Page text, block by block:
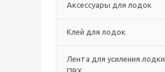
Аксессуары для лодок
Клей для лодок
Лента для усиления лодки